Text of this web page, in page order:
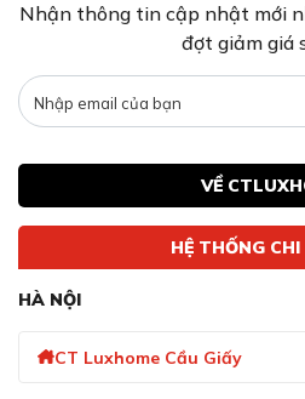
Nhận thông tin cập nhật mới
đợt giảm giá
VỀ
HỆ THỐNG
HÀ NỘI
CT Luxhome Cầu Giấy